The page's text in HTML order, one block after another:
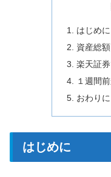
はじめに
資産総
楽天証
１週間
おわりに
はじめに